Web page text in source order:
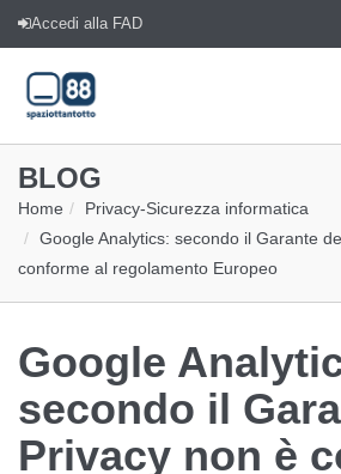
Accedi alla FAD
BLOG
Home Privacy-Sicurezza informatica
Google Analytics: secondo il Garante
conforme al regolamento Europeo
Google
secondo il
Privacy non è